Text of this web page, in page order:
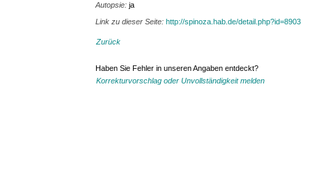
Autopsie:ja
Link zu dieser Seite:http://spinoza.hab.de/detail.php?id=8903
Zurück
Haben Sie Fehler in unseren Angaben entdeckt?
Korrekturvorschlag oder Unvollständigkeit melden